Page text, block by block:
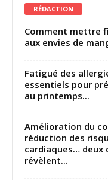
RÉDACTION
Comment mettre
aux envies de
Fatigué des
essentiels pour
au printemps...
Amélioration du
réduction des
cardiaques… deux
révèlent...